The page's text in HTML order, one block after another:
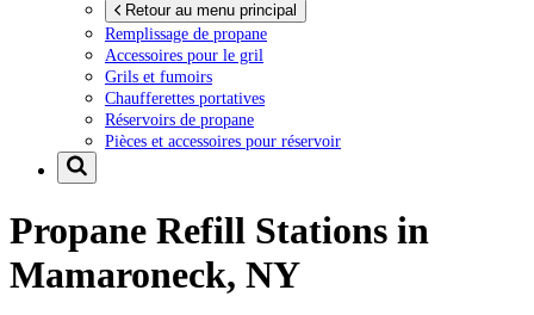
Retour au menu principal
Remplissage de propane
Accessoires pour le gril
Grils et fumoirs
Chaufferettes portatives
Réservoirs de propane
Pièces et accessoires pour réservoir
Propane Refill Stations in
Mamaroneck, NY